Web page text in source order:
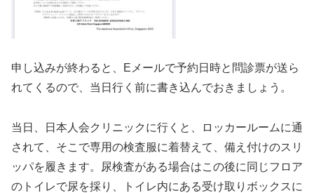
申し込みが終わると、Eメールで予約日時と問診票が送ら
れてくるので、当日行く前に書き込んでおきましょう。
当日、日本人会クリニックに行くと、ロッカールームに通
されて、そこで専用の検査服に着替えて、備え付けのスリ
ッパを履きます。尿検査がある場合はこの後に同じフロア
のトイレで尿を採り、トイレ内にある受け取りボックスに